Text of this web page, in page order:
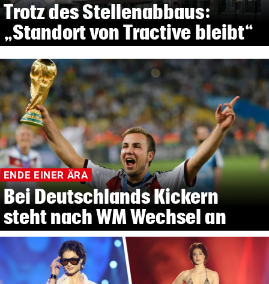
Trotz des Stellenabbaus:
„Standort von Tractive bleibt“
ENDE EINER ÄRA
Bei Deutschlands Kickern
steht nach WM Wechsel an